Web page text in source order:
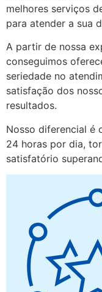
melhores serviços
para atender a sua
A partir de nossa
conseguimos
seriedade no
satisfação dos
resultados.
Nosso diferencial é
24 horas por dia,
satisfatório